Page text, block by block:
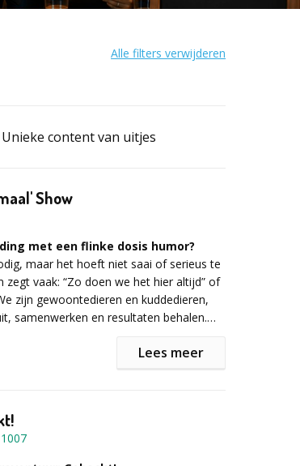
Alle filters verwijderen
Unieke content van uitjes
Show
met een flinke dosis humor?
maar het hoeft niet saai of serieus te
zegt vaak: “Zo doen we het hier altijd” of
zijn gewoontedieren en kuddedieren,
samenwerken en resultaten behalen.
Door samen te lachen
in je team, zoals
Open deur directeur Dries
Lees meer